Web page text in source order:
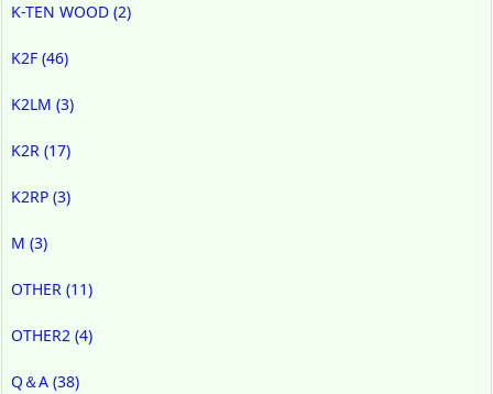
K-TEN WOOD (2)
K2F (46)
K2LM (3)
K2R (17)
K2RP (3)
M (3)
OTHER (11)
OTHER2 (4)
Q＆A (38)